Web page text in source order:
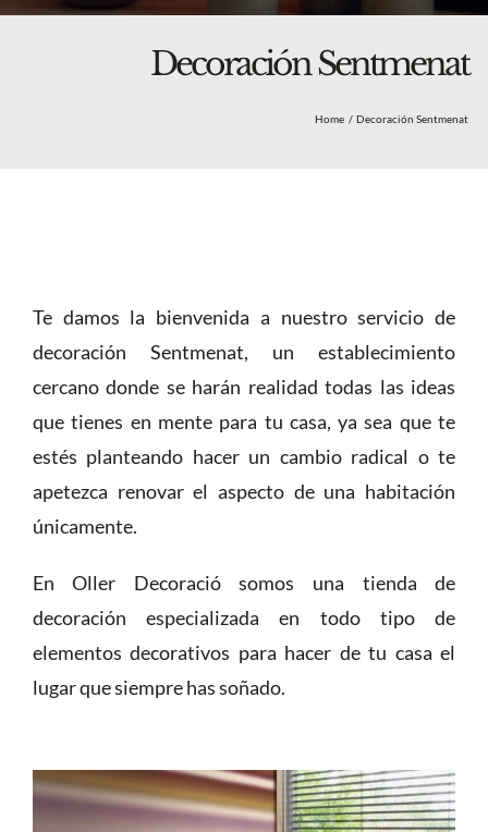
Decoración Sentmenat
Home Decoración Sentmenat
Te damos la bienvenida a nuestro servicio de
decoración Sentmenat, un establecimiento
cercano donde se harán realidad todas las ideas
que tienes en mente para tu casa, ya sea que te
estés planteando hacer un cambio radical o te
apetezca renovar el aspecto de una habitación
únicamente.
En Oller Decoració somos una tienda de
decoración especializada en todo tipo de
elementos decorativos para hacer de tu casa el
lugar que siempre has soñado.